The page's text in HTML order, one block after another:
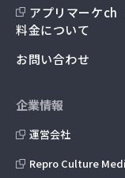
アプリマーケch
料金について
お問い合わせ
企業情報
運営会社
Repro Culture